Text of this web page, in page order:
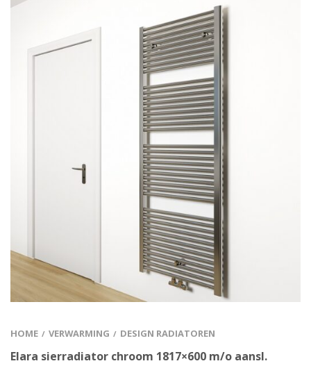
HOME / VERWARMING / DESIGN RADIATOREN
Elara sierradiator chroom 1817×600 m/o aansl.